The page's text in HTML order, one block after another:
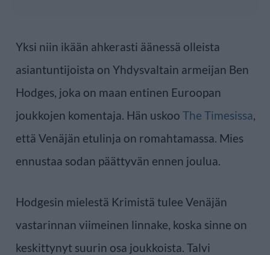
Yksi niin ikään ahkerasti äänessä olleista
asiantuntijoista on Yhdysvaltain armeijan Ben
Hodges, joka on maan entinen Euroopan
joukkojen komentaja. Hän uskoo The Timesissa,
että Venäjän etulinja on romahtamassa. Mies
ennustaa sodan päättyvän ennen joulua.
Hodgesin mielestä Krimistä tulee Venäjän
vastarinnan viimeinen linnake, koska sinne on
keskittynyt suurin osa joukkoista. Talvi